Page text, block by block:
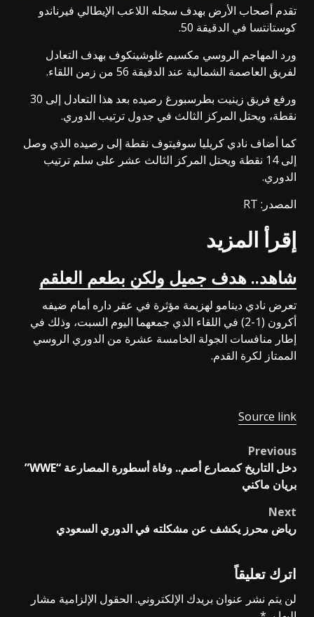
تقدم أصحاب الأرض بهدف سجله اللاعب الإيطالي فيرناندو
كوستانتسا في الدقيقة 50.
ورد المهاجم الروسي مكسيم غلوشينكوف بهدف التعادل
لفريق العاصمة الشمالية عند الدقيقة 56 من زمن اللقاء.
ورفع فريق زينيت بطرسبورغ رصيده بعد هذا التعادل إلى 30
نقطة، ويحتل المركز الثالث في جدول ترتيب الدوري.
كما أضاف نادي كريليا سوفيتوف نقطة إلى رصيده الذي وصل
إلى 14 نقطة ويحتل المركز الثالث عشر على سلم ترتيب
الدوري.
المصدر: RT
إقرأ المزيد
شاهد.. هدف جميل ولكن بطعم العلقم
تعرض نادي دينامو لهزيمة مؤثرة في عقر داره أمام ضيفه
أكرون (1-2) في اللقاء الذي جمعهما اليوم السبت، وذلك في
إطار منافسات الجولة الخامسة عشرة من الدوري الروسي
الممتاز لكرة القدم.
Source link
Post
navigation
Previous
دخل التاريخ كمصارع أصم.. وفاة أسطورة المصارعة “WWE”
بريان ماكني
Next
رياض محرز يكشف عن مشكلته في الدوري السعودي
اترك تعليقاً
لن يتم نشر عنوان بريدك الإلكتروني. الحقول الإلزامية مشار